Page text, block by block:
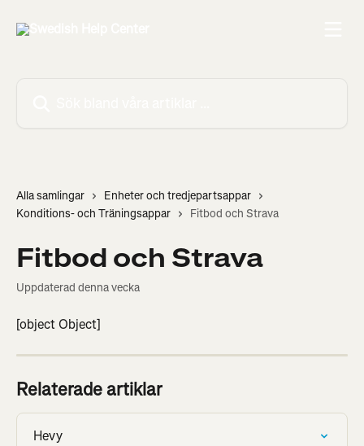
Alla samlingar
Enheter och tredjepartsappar
Konditions- och Träningsappar
Fitbod och Strava
Fitbod och Strava
Uppdaterad denna vecka
[object Object]
Relaterade artiklar
Hevy